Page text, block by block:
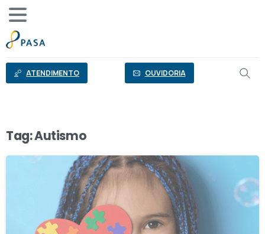
conteúdo
ATENDIMENTO OUVIDORIA
Tag:Autismo